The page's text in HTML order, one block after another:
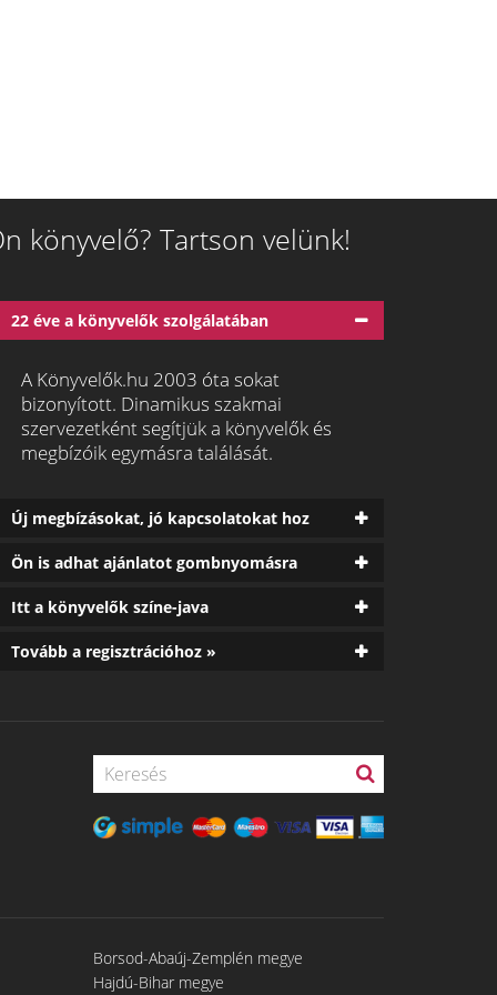
könyvelő? Tartson velünk!
22 éve a könyvelők szolgálatában
A Könyvelők.hu 2003 óta sokat
bizonyított. Dinamikus szakmai
szervezetként segítjük a könyvelők és
megbízóik egymásra találását.
Új megbízásokat, jó kapcsolatokat hoz
Ön is adhat ajánlatot gombnyomásra
Itt a könyvelők színe-java
Tovább a regisztrációhoz »
Borsod-Abaúj-Zemplén megye
Hajdú-Bihar megye